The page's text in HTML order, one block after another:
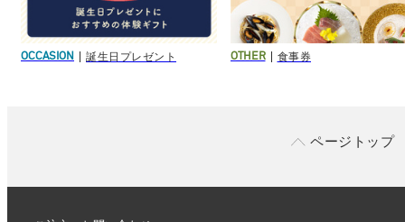
OCCASION 誕生日プレゼント OTHER 食事券
ページトップ